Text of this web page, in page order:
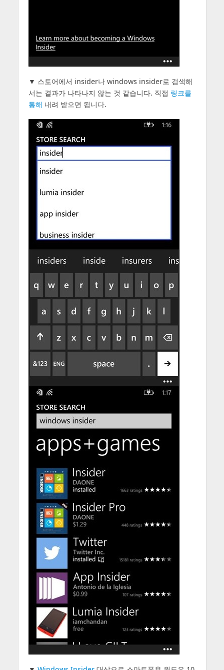
▼ 스토어에서 insider나 windows insider로 검색해
서는 결과가 나타나지 않는 것 같습니다. 직접 링크를
통해 내려 받으면 됩니다.